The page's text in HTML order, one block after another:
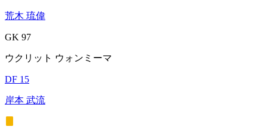
荒木 琉偉
GK 97
ウクリット ウォンミーマ
DF 15
岸本 武流